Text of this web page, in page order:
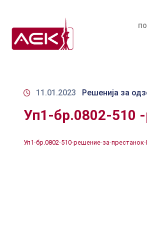
11.01.2023 Решенија за
Уп1-бр.0802-510
Уп1-бр.0802-510-решение-за-престанок-